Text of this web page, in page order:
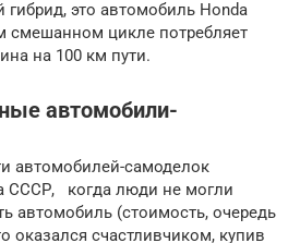
это автомобиль Honda
смешанном цикле потребляет
на 100 км пути.
автомобили-
автомобилей-самоделок
СССР, когда люди не могли
автомобиль (стоимость, очередь
оказался счастливчиком, купив